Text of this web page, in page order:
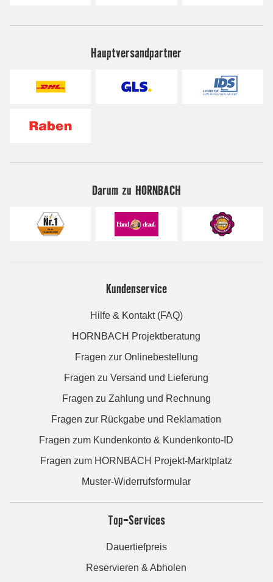
Hauptversandpartner
Darum zu HORNBACH
Kundenservice
Hilfe & Kontakt (FAQ)
HORNBACH Projektberatung
Fragen zur Onlinebestellung
Fragen zu Versand und Lieferung
Fragen zu Zahlung und Rechnung
Fragen zur Rückgabe und Reklamation
Fragen zum Kundenkonto & Kundenkonto-ID
Fragen zum HORNBACH Projekt-Marktplatz
Muster-Widerrufsformular
Top-Services
Dauertiefpreis
Reservieren & Abholen